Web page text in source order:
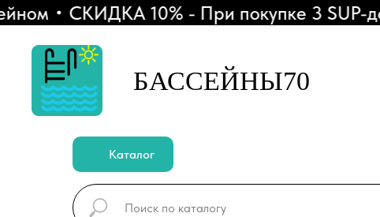
СКИДКА 10% - При покупке 3 SUP-досок
БАССЕЙНЫ70
Каталог